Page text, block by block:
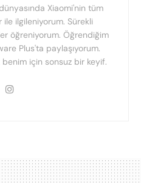
Xiaomi'nin tüm
ilgileniyorum. Sürekli
öğreniyorum. Öğrendiğim
Plus'ta paylaşıyorum.
için sonsuz bir keyif.